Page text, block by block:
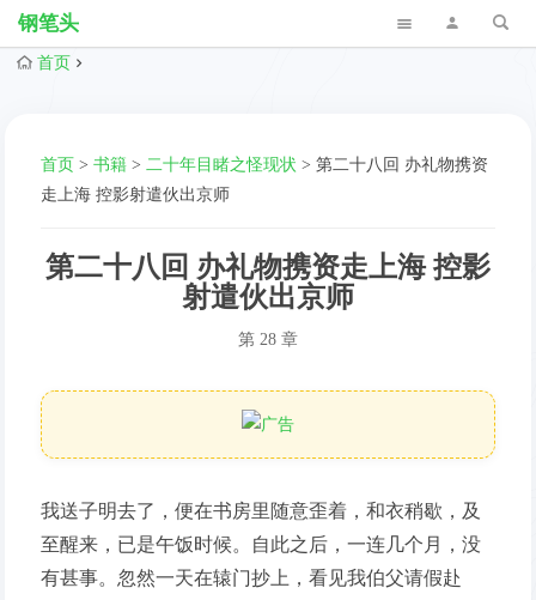
钢笔头
首页
首页 >书籍 >二十年目睹之怪现状 >第二十八回 办礼物携资
走上海 控影射遣伙出京师
第二十八回 办礼物携资走上海 控影
射遣伙出京师
第 28 章
我送子明去了，便在书房里随意歪着，和衣稍歇，及
至醒来，已是午饭时候。自此之后，一连几个月，没
有甚事。忽然一天在辕门抄上，看见我伯父请假赴